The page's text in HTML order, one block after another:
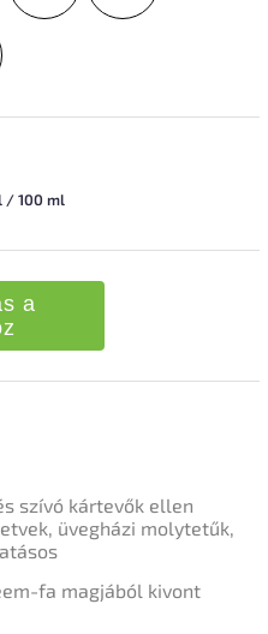
/ 100 ml
a
szívó kártevők ellen
üvegházi molytetűk,
fa magjából kivont